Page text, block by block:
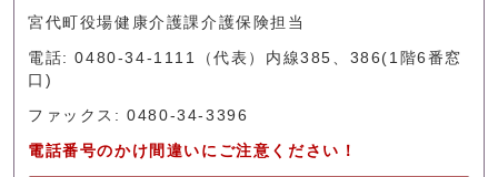
宮代町役場健康介護課介護保険担当
電話: 0480-34-1111（代表）内線385、386(1階6番窓
口)
ファックス: 0480-34-3396
電話番号のかけ間違いにご注意ください！